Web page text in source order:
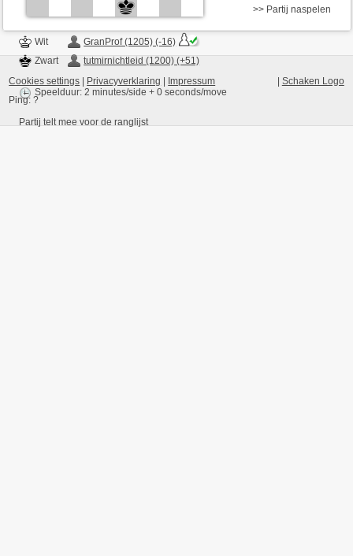
Wit
GranProf (1205) (-16)
Zwart
tutmirnichtleid (1200) (+51)
Speelduur: 2 minutes/side + 0 seconds/move
Partij telt mee voor de ranglijst
>> Partij naspelen
| Schaken Logo
Cookies settings | Privacyverklaring | Impressum
Ping:?